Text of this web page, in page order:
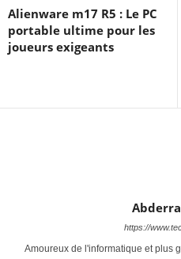
Alienware m17 R5 : Le PC
portable ultime pour les
joueurs exigeants
https://
Amoureux de l'informatique et plus